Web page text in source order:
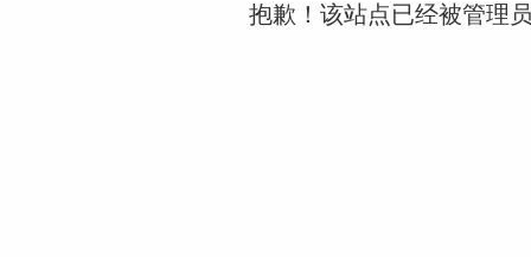
抱歉！该站点已经被管理